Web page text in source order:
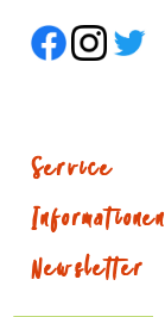
Service
Informationen
Newsletter